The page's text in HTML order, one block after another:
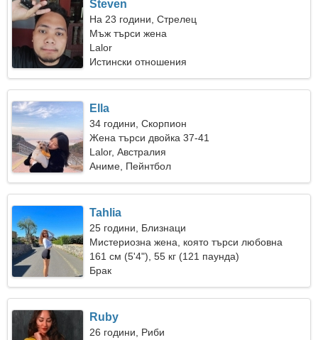
Steven
На 23 години, Стрелец
Мъж търси жена
Lalor
Истински отношения
Ella
34 години, Скорпион
Жена търси двойка 37-41
Lalor, Австралия
Аниме, Пейнтбол
Tahlia
25 години, Близнаци
Мистериозна жена, която търси любовна
връзка
161 см (5'4"), 55 кг (121 паунда)
Брак
Ruby
26 години, Риби